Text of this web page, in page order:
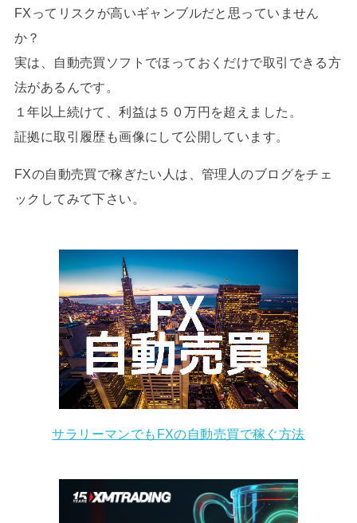
FXってリスクが高いギャンブルだと思っていません
か？
実は、自動売買ソフトでほっておくだけで取引できる方
法があるんです。
１年以上続けて、利益は５０万円を超えました。
証拠に取引履歴も画像にして公開しています。
FXの自動売買で稼ぎたい人は、管理人のブログをチェ
ックしてみて下さい。
サラリーマンでもFXの自動売買で稼ぐ方法